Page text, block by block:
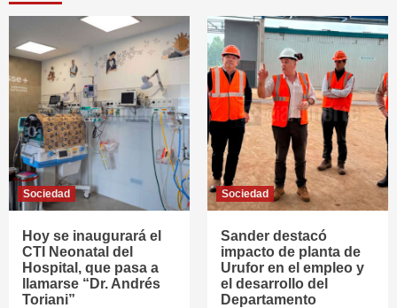
Sociedad
Hoy se inaugurará el
CTI Neonatal del
Hospital, que pasa a
llamarse “Dr. Andrés
Toriani”
Sociedad
Sander destacó
impacto de planta de
Urufor en el empleo y
el desarrollo del
Departamento